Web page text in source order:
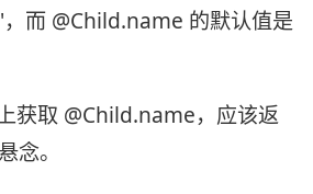
而 @Child.name 的默认值是
获取 @Child.name，应该返
念。